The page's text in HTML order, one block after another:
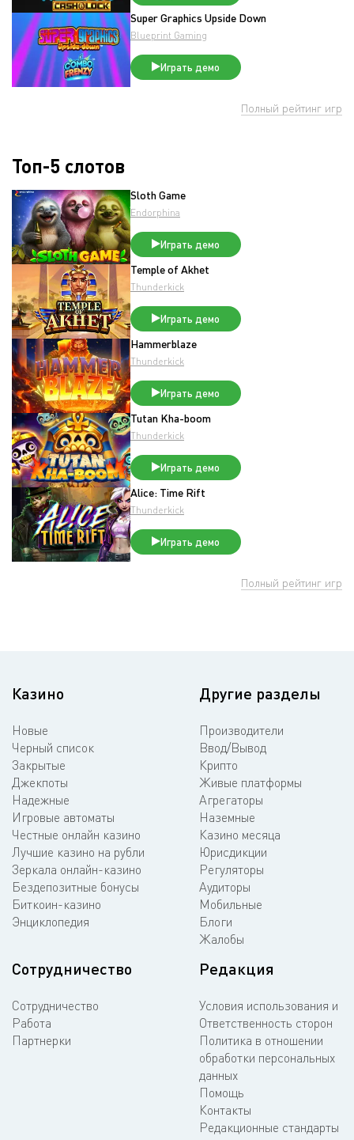
Super Graphics Upside Down
Blueprint Gaming
Играть демо
Полный рейтинг игр
Топ-5 слотов
Sloth Game
Endorphina
Играть демо
Temple of Akhet
Thunderkick
Играть демо
Hammerblaze
Thunderkick
Играть демо
Tutan Kha-boom
Thunderkick
Играть демо
Alice: Time Rift
Thunderkick
Играть демо
Полный рейтинг игр
Казино
Новые
Черный список
Закрытые
Джекпоты
Надежные
Игровые автоматы
Честные онлайн казино
Лучшие казино на рубли
Зеркала онлайн-казино
Бездепозитные бонусы
Биткоин-казино
Энциклопедия
Другие разделы
Производители
Ввод/Вывод
Крипто
Живые платформы
Агрегаторы
Наземные
Казино месяца
Юрисдикции
Регуляторы
Аудиторы
Мобильные
Блоги
Жалобы
Сотрудничество
Сотрудничество
Работа
Партнерки
Редакция
Условия использования и
Ответственность сторон
Политика в отношении
обработки персональных
данных
Помощь
Контакты
Редакционные стандарты